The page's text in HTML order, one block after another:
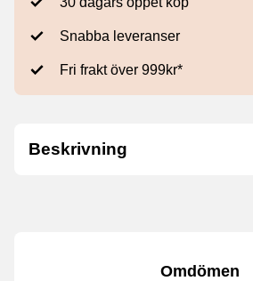
Snabba leveranser
Fri frakt över 999kr*
Beskrivning
Omdömen